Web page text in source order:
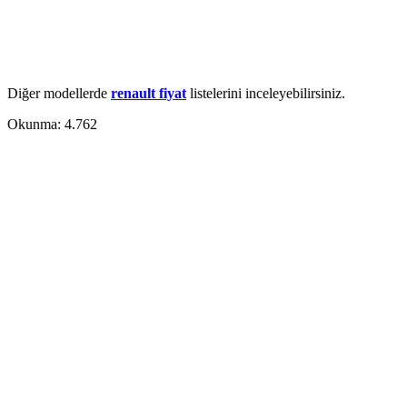
Diğer modellerde renault fiyat listelerini inceleyebilirsiniz.
Okunma: 4.762